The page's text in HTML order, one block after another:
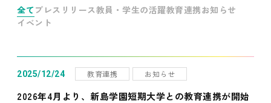
全て プレスリリース教員・学生の活躍教育連携お知らせ
イベント
2025/12/24 教育連携 お知らせ
2026年4月より、新島学園短期大学との教育連携が開始